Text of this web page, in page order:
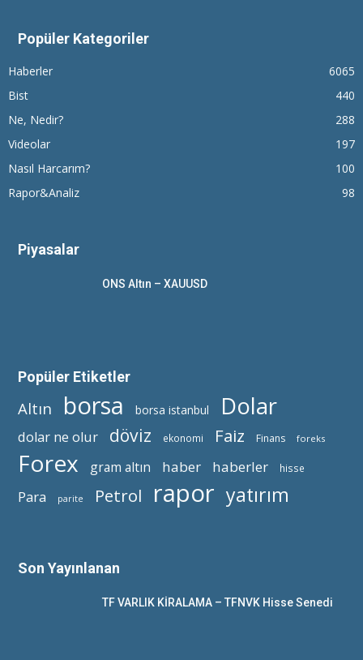
Popüler Kategoriler
Haberler
6065
Bist
440
Ne, Nedir?
288
Videolar
197
Nasıl Harcarım?
100
Rapor&Analiz
98
Piyasalar
ONS Altın – XAUUSD
Popüler Etiketler
Altın borsa borsa istanbul Dolar
dolar ne olur döviz ekonomi Faiz Finans foreks
Forex gram altın haber haberler hisse
Para parite Petrol rapor yatırım
Son Yayınlanan
TF VARLIK KİRALAMA – TFNVK Hisse Senedi